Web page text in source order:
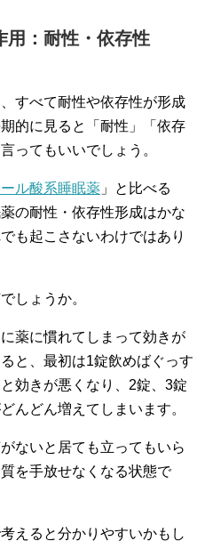
用：耐性・依存性
すべて耐性や依存性が形成
的に見ると「耐性」「依存
ってもいいでしょう。
ル酸系睡眠薬 」と比べる
の耐性・依存性形成はかな
も起こさないわけではあり
しょうか。
薬に慣れてしまって効きが
と、最初は1錠飲めばぐっす
効きが悪くなり、2錠、3錠
んどん増えてしまいます。
ないと居ても立ってもいら
を手放せなくなる状態で
えると分かりやすいかもし